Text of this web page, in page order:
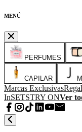
MENÚ
PERFUMES
CAPILAR
Marcas Exclusivas
InSETSTRY ONVer